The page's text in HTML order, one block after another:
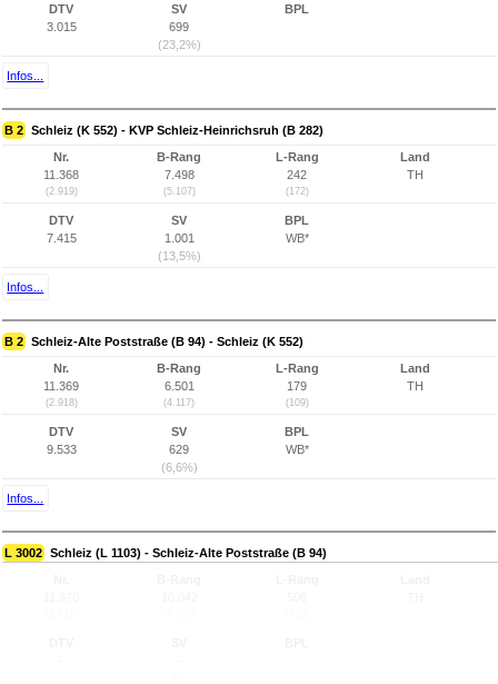
DTV
3.015
SV
699
(23,2%)
BPL
Infos...
B 2 Schleiz (K 552) - KVP Schleiz-Heinrichsruh (B 282)
Nr.
11.368
(2.919)
B-Rang
7.498
(5.107)
L-Rang
242
(172)
Land
TH
DTV
7.415
SV
1.001
(13,5%)
BPL
WB*
Infos...
B 2 Schleiz-Alte Poststraße (B 94) - Schleiz (K 552)
Nr.
11.369
(2.918)
B-Rang
6.501
(4.117)
L-Rang
179
(109)
Land
TH
DTV
9.533
SV
629
(6,6%)
BPL
WB*
Infos...
L 3002 Schleiz (L 1103) - Schleiz-Alte Poststraße (B 94)